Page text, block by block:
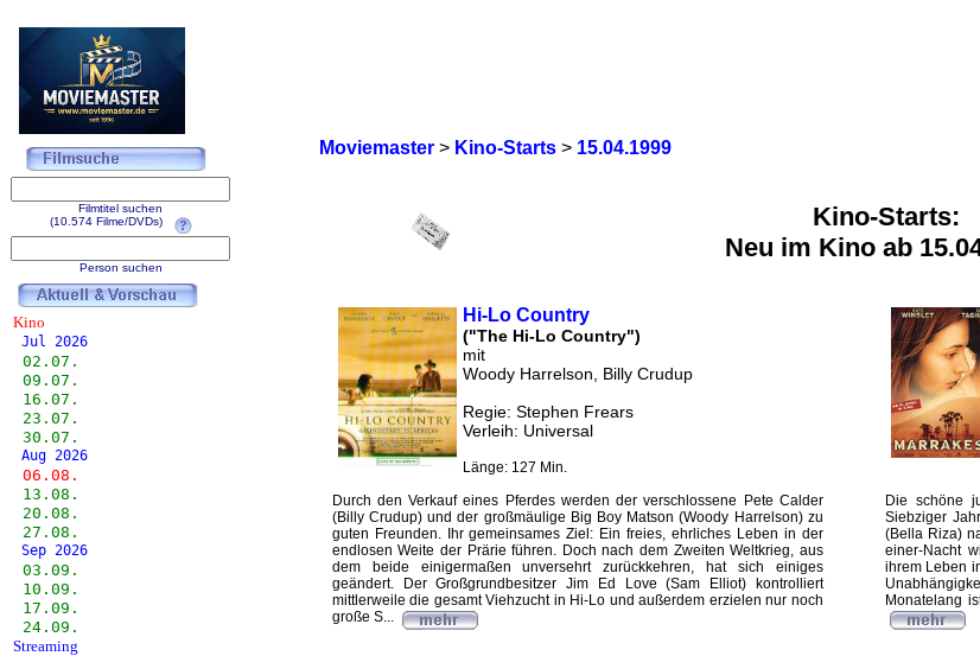
Moviemaster> Kino-Starts> 15.04.1999
Kino-Starts:
Neu im Kino ab
Hi-Lo Country
("The Hi-Lo Country")
mit
Woody Harrelson, Billy Crudup
Regie: Stephen Frears
Verleih: Universal
Länge: 127 Min.
Durch den Verkauf eines Pferdes werden der verschlossene Pete Calder
(Billy Crudup) und der großmäulige Big Boy Matson (Woody Harrelson) zu
guten Freunden. Ihr gemeinsames Ziel: Ein freies, ehrliches Leben in der
endlosen Weite der Prärie führen. Doch nach dem Zweiten Weltkrieg, aus
dem beide einigermaßen unversehrt zurückkehren, hat sich einiges
geändert. Der Großgrundbesitzer Jim Ed Love (Sam Elliot) kontrolliert
mittlerweile die gesamt Viehzucht in Hi-Lo und außerdem erzielen nur noch
große S...
Die schöne
Siebziger
(Bella Riza)
einer-Nacht
ihrem Leben
Monatelang
Filmtitel suchen
(10.574 Filme/DVDs)
Person suchen
Kino
Jul 2026
02.07.
09.07.
16.07.
23.07.
30.07.
Aug 2026
06.08.
13.08.
20.08.
27.08.
Sep 2026
03.09.
10.09.
17.09.
24.09.
Streaming